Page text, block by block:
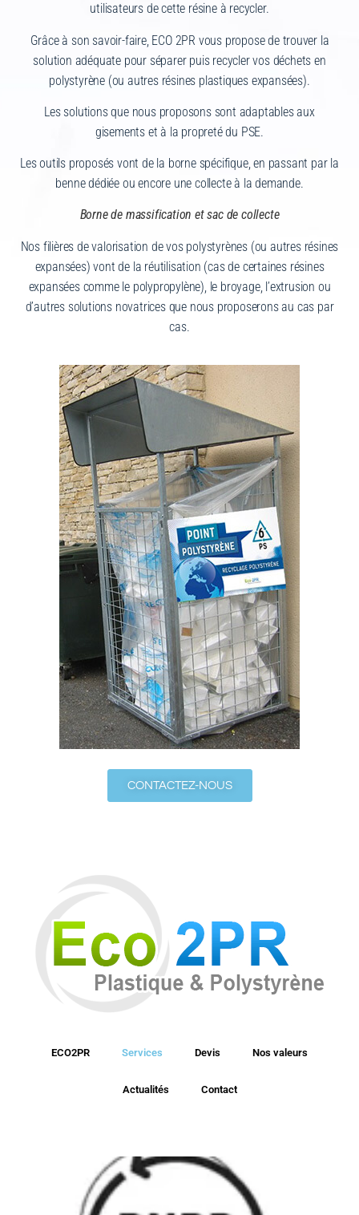
utilisateurs de cette résine à recycler.
Grâce à son savoir-faire, ECO 2PR vous propose de trouver la
solution adéquate pour séparer puis recycler vos déchets en
polystyrène (ou autres résines plastiques expansées).
Les solutions que nous proposons sont adaptables aux
gisements et à la propreté du PSE.
Les outils proposés vont de la borne spécifique, en passant par la
benne dédiée ou encore une collecte à la demande.
Borne de massification et sac de collecte
Nos filières de valorisation de vos polystyrènes (ou autres résines
expansées) vont de la réutilisation (cas de certaines résines
expansées comme le polypropylène), le broyage, l’extrusion ou
d’autres solutions novatrices que nous proposerons au cas par
cas.
CONTACTEZ-NOUS
ECO2PR Services Devis Nos valeurs
Actualités Contact